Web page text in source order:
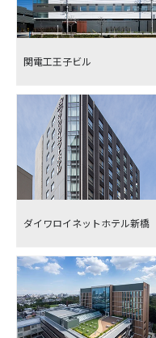
関電工王子ビル
ダイワロイネットホテル新橋